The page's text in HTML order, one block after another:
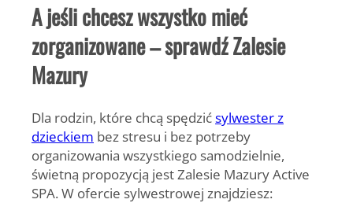
A jeśli chcesz wszystko mieć
zorganizowane – sprawdź Zalesie
Mazury
Dla rodzin, które chcą spędzićsylwester z
dzieckiem bez stresu i bez potrzeby
organizowania wszystkiego samodzielnie,
świetną propozycją jest Zalesie Mazury Active
SPA. W ofercie sylwestrowej znajdziesz: